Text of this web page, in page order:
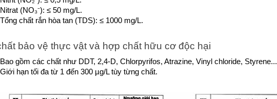
Nitrat (NO₃⁻): ≤ 50 mg/L.
Tổng chất rắn hòa tan (TDS): ≤ 1000 mg/L.
bảo vệ thực vật và hợp chất hữu cơ độc hại
Bao gồm các chất như DDT, 2,4-D, Chlorpyrifos, Atrazine, Vinyl chloride, Styrene...
Giới hạn tối đa từ 1 đến 300 µg/L tùy từng chất.